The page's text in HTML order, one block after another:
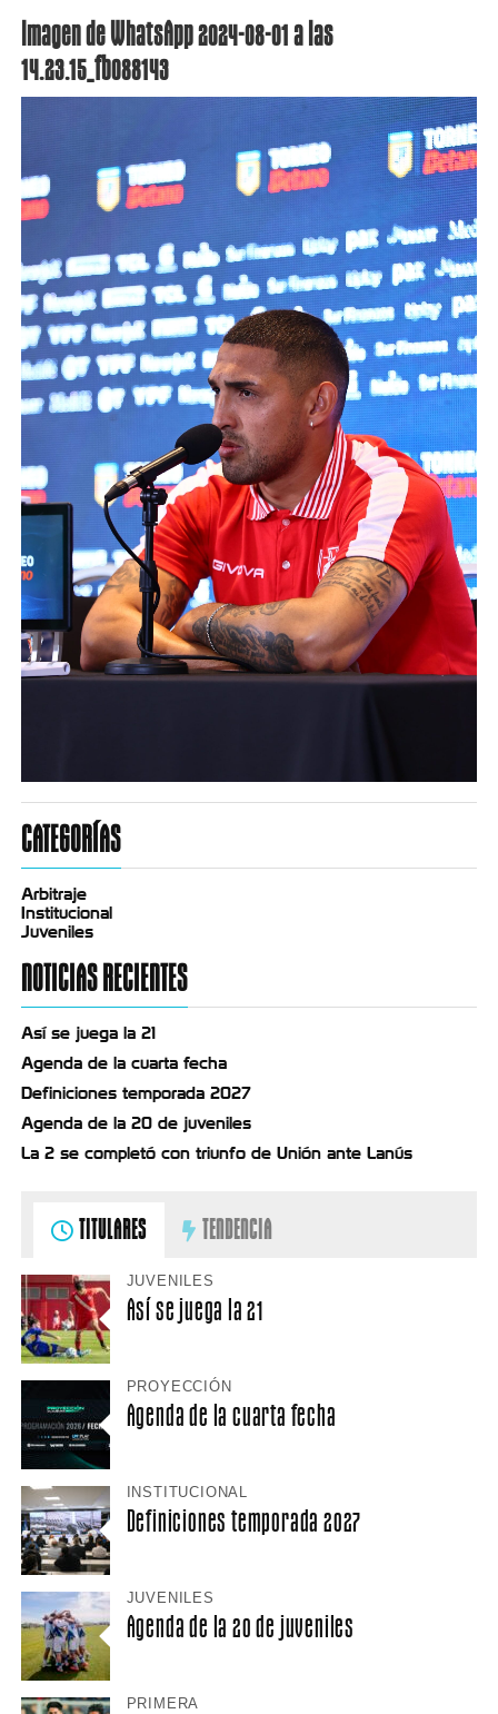
Imagen de WhatsApp 2024-08-01 a las
14.23.15_fb088143
CATEGORÍAS
Arbitraje
Institucional
Juveniles
NOTICIAS RECIENTES
Así se juega la 21
Agenda de la cuarta fecha
Definiciones temporada 2027
Agenda de la 20 de juveniles
La 2 se completó con triunfo de Unión ante Lanús
TITULARES TENDENCIA
JUVENILES
Así se juega la 21
PROYECCIÓN
Agenda de la cuarta fecha
INSTITUCIONAL
Definiciones temporada 2027
JUVENILES
Agenda de la 20 de juveniles
PRIMERA